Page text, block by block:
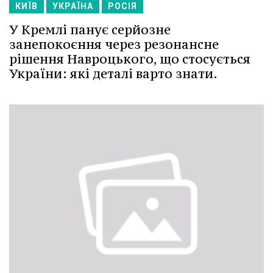
КИЇВ УКРАЇНА РОСІЯ
У Кремлі панує серйозне
занепокоєння через резонансне
рішення Навроцького, що стосується
України: які деталі варто знати.